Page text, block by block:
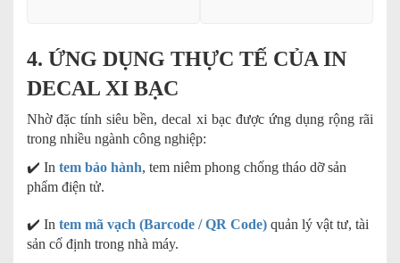
4. ỨNG DỤNG THỰC TẾ CỦA IN
DECAL XI BẠC
Nhờ đặc tính siêu bền, decal xi bạc được ứng dụng rộng rãi
trong nhiều ngành công nghiệp:
✔️ In tem bảo hành, tem niêm phong chống tháo dỡ sản
phẩm điện tử.
✔️ In tem mã vạch (Barcode / QR Code) quản lý vật tư, tài
sản cố định trong nhà máy.